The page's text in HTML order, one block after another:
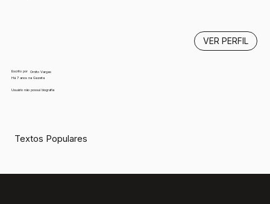
Escrito por
Ornito Vargas
Há 7 anos na Gazeta
Usuário não possui biografia
VER PERFIL
Textos Populares